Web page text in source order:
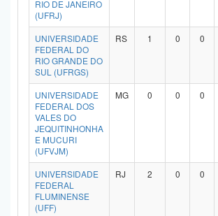
RIO DE JANEIRO
(UFRJ)
UNIVERSIDADE
FEDERAL DO
RIO GRANDE DO
SUL (UFRGS)
RS 1 0 0
UNIVERSIDADE
FEDERAL DOS
VALES DO
JEQUITINHONHA
E MUCURI
(UFVJM)
MG 0 0 0
UNIVERSIDADE
FEDERAL
FLUMINENSE
(UFF)
RJ 2 0 0